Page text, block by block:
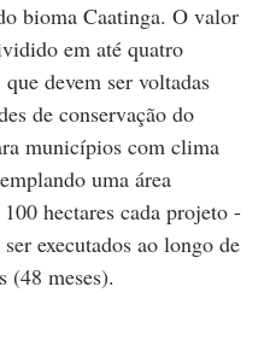
bioma Caatinga. O valor
em até quatro
devem ser voltadas
de conservação do
municípios com clima
uma área
hectares cada projeto -
executados ao longo de
(48 meses).